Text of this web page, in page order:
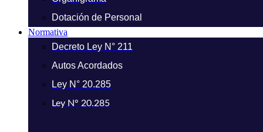
Dotación de Personal
Normativa
Decreto Ley N° 211
Autos Acordados
Ley N° 20.285
Ley N° 20.285